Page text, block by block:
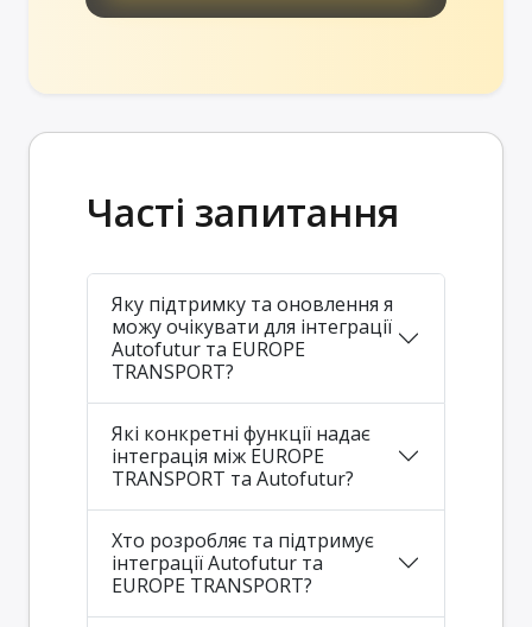
Часті запитання
Яку підтримку та оновлення я
можу очікувати для інтеграції
Autofutur та EUROPE
TRANSPORT?
Які конкретні функції надає
інтеграція між EUROPE
TRANSPORT та Autofutur?
Хто розробляє та підтримує
інтеграції Autofutur та
EUROPE TRANSPORT?